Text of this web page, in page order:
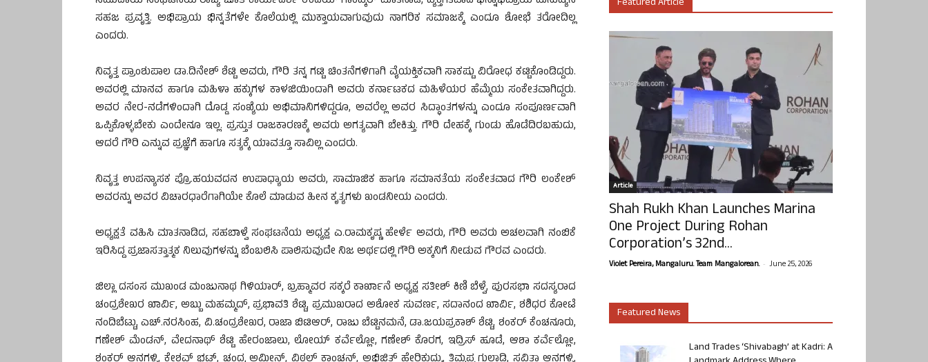
ಸಹಜ ಪ್ರವೃತ್ತಿ. ಅಭಿಪ್ರಾಯ ಭಿನ್ನತೆಗಳೇ ಕೊಲೆಯಲ್ಲಿ ಮುಕ್ತಾಯವಾಗುವುದು ನಾಗರಿಕ ಸಮಾಜಕ್ಕೆ ಎಂದೂ ಶೋಭೆ ತರೋದಿಲ್ಲ
ಎಂದರು.
ನಿವೃತ್ತ ಪ್ರಾಂಶುಪಾಲ ಡಾ.ದಿನೇಶ್ ಶೆಟ್ಟಿ ಅವರು, ಗೌರಿ ತನ್ನ ಗಟ್ಟಿ ಚಿಂತನೆಗಳಿಗಾಗಿ ವೈಯಕ್ತಿಕವಾಗಿ ಸಾಕಷ್ಟು ವಿರೋಧ ಕಟ್ಟಿಕೊಂಡಿದ್ದರು.
ಅವರಲ್ಲಿ ಮಾನವ ಹಾಗೂ ಮಹಿಳಾ ಹಕ್ಕುಗಳ ಕಾಳಜಿಯಿಂದಾಗಿ ಅವರು ಕರ್ನಾಟಕದ ಮಹಿಳೆಯರ ಹೆಮ್ಮೆಯ ಸಂಕೇತವಾಗಿದ್ದರು.
ಅವರ ನೇರ-ನಡೆಗಳಿಂದಾಗಿ ದೊಡ್ಡ ಸಂಖ್ಯೆಯ ಅಭಿಮಾನಿಗಳಿದ್ದರೂ, ಅವರೆಲ್ಲ ಅವರ ಸಿದ್ಧಾಂತಗಳನ್ನು ಎಂದೂ ಸಂಪೂರ್ಣವಾಗಿ
ಒಪ್ಪಿಕೊಳ್ಳಬೇಕು ಎಂದೇನೂ ಇಲ್ಲ. ಪ್ರಸ್ತುತ ರಾಜಕಾರಣಕ್ಕೆ ಅವರು ಅಗತ್ಯವಾಗಿ ಬೇಕಿತ್ತು. ಗೌರಿ ದೇಹಕ್ಕೆ ಗುಂಡು ಹೊಡೆದಿರಬಹುದು,
ಆದರೆ ಗೌರಿ ಎನ್ನುವ ಪ್ರಜ್ಞೆಗೆ ಹಾಗೂ ಸತ್ಯಕ್ಕೆ ಯಾವತ್ತೂ ಸಾವಿಲ್ಲ ಎಂದರು.
ನಿವೃತ್ತ ಉಪನ್ಯಾಸಕ ಪ್ರೊ.ಹಯವದನ ಉಪಾಧ್ಯಾಯ ಅವರು, ಸಾಮಾಜಿಕ ಹಾಗೂ ಸಮಾನತೆಯ ಸಂಕೇತವಾದ ಗೌರಿ ಲಂಕೇಶ್
ಅವರನ್ನು ಅವರ ವಿಚಾರಧಾರೆಗಾಗಿಯೇ ಕೊಲೆ ಮಾಡುವ ಹೀನ ಕೃತ್ಯಗಳು ಖಂಡನೀಯ ಎಂದರು.
ಅಧ್ಯಕ್ಷತೆ ವಹಿಸಿ ಮಾತನಾಡಿದ, ಸಹಬಾಳ್ವೆ ಸಂಘಟನೆಯ ಅಧ್ಯಕ್ಷ ಎ.ರಾಮಕೃಷ್ಣ ಹೇರ್ಳೆ ಅವರು, ಗೌರಿ ಅವರು ಅಚಲವಾಗಿ ನಂಬಿಕೆ
ಇರಿಸಿದ್ದ ಪ್ರಜಾಸತ್ತಾತ್ಮಕ ನಿಲುವುಗಳನ್ನು ಬೆಂಬಲಿಸಿ ಪಾಲಿಸುವುದೇ ನಿಜ ಅರ್ಥದಲ್ಲಿ ಗೌರಿ ಅಕ್ಕನಿಗೆ ನೀಡುವ ಗೌರವ ಎಂದರು.
ಜಿಲ್ಲಾ ದಸಂಸ ಮುಖಂಡ ಮಂಜುನಾಥ ಗಿಳಿಯಾರ್, ಬ್ರಹ್ಮಾವರ ಸಕ್ಕರೆ ಕಾರ್ಖಾನೆ ಅಧ್ಯಕ್ಷ ಸತೀಶ್ ಕಿಣಿ ಬೆಳ್ವೆ, ಪುರಸಭಾ ಸದಸ್ಯರಾದ
ಚಂದ್ರಶೇಖರ ಖಾರ್ವಿ, ಅಬ್ಬು ಮಹಮ್ಮದ್, ಪ್ರಭಾವತಿ ಶೆಟ್ಟಿ, ಪ್ರಮುಖರಾದ ಅಶೋಕ ಸುವರ್ಣ, ಸದಾನಂದ ಖಾರ್ವಿ, ಶಶಿಧರ ಕೋಟೆ
ನಂದಿಬೆಟ್ಟು, ಎಚ್.ನರಸಿಂಹ, ವಿ.ಚಂದ್ರಶೇಖರ, ರಾಜಾ ಬಿಟಿಆರ್, ರಾಜು ಬೆಟ್ಟಿನಮನೆ, ಡಾ.ಜಯಪ್ರಕಾಶ್ ಶೆಟ್ಟಿ, ಶಂಕರ್ ಕೆಂಚನೂರು,
ಗಣೇಶ್ ಮೆಂಡನ್, ವೇದನಾಥ್ ಶೆಟ್ಟಿ ಹೇರಂಜಾಲು, ಲೋಯ್ ಕರ್ವೆಲ್ಲೋ, ಗಣೇಶ್ ಕೊರಗ, ಇದ್ರಿಸ್ ಹೂಡೆ, ಆಶಾ ಕರ್ವೆಲ್ಲೋ,
Article
Shah Rukh Khan Launches Marina
One Project During Rohan
Corporation’s 32nd...
Violet Pereira, Mangaluru. Team Mangalorean. - June 25, 2026
Featured News
Land Trades ‘Shivabagh’ at Kadri: A